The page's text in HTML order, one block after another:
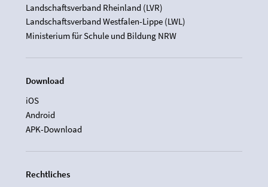
Landschaftsverband Rheinland (LVR)
Landschaftsverband Westfalen-Lippe (LWL)
Ministerium für Schule und Bildung NRW
Download
iOS
Android
APK-Download
Rechtliches